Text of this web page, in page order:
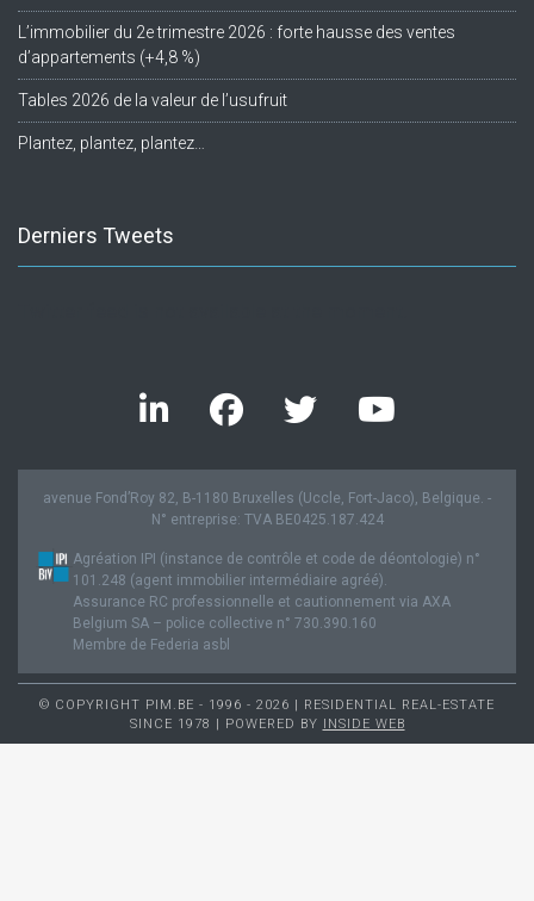
L’immobilier du 2e trimestre 2026 : forte hausse des ventes
d’appartements (+4,8 %)
Tables 2026 de la valeur de l’usufruit
Plantez, plantez, plantez…
Derniers Tweets
avenue Fond’Roy 82, B-1180 Bruxelles (Uccle, Fort-Jaco), Belgique. -
N° entreprise: TVA BE0425.187.424
Agréation IPI (instance de contrôle et code de déontologie) n°
101.248 (agent immobilier intermédiaire agréé).
Assurance RC professionnelle et cautionnement via AXA
Belgium SA – police collective n° 730.390.160
Membre de Federia asbl
© COPYRIGHT PIM.BE - 1996 - 2026 | RESIDENTIAL REAL-ESTATE
SINCE 1978 | POWERED BY INSIDE WEB